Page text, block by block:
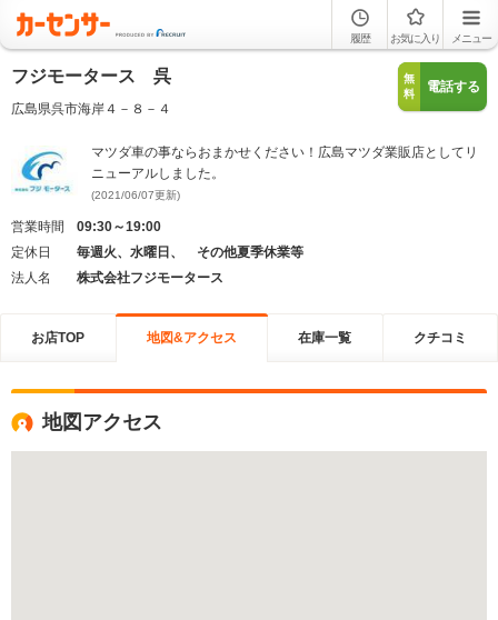
履歴 お気に入り メニュー
フジモータース 呉
広島県呉市海岸４－８－４
無
料
電話する
マツダ車の事ならおまかせください！広島マツダ業販店としてリ
ニューアルしました。
(2021/06/07更新)
営業時間
09:30～19:00
定休日
毎週火、水曜日、 その他夏季休業等
法人名
株式会社フジモータース
お店TOP 地図&アクセス 在庫一覧 クチコミ
地図アクセス